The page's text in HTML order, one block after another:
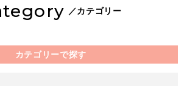
／カテゴリー
カテゴリーで探す